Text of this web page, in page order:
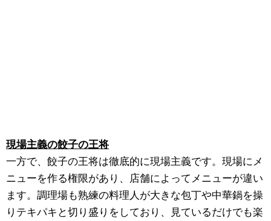
現場主義の餃子の王将
一方で、餃子の王将は徹底的に現場主義です。現場にメ
ニューを作る権限があり、店舗によってメニューが違い
ます。調理場も熟練の料理人が大きな包丁や中華鍋を操
りテキパキと切り盛りをしており、見ているだけでも楽